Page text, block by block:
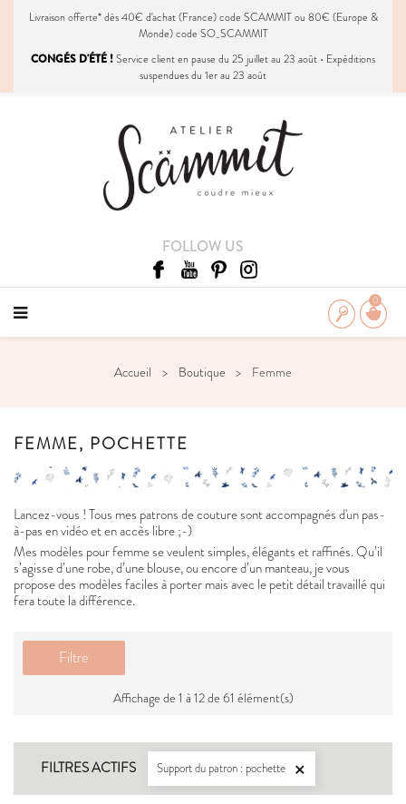
Livraison offerte* dès 40€ d'achat (France) code SCAMMIT ou 80€ (Europe &
Monde) code SO_SCAMMIT
CONGÉS D'ÉTÉ !Service client en pause du 25 juillet au 23 août • Expéditions
suspendues du 1er au 23 août
FOLLOW US
0
Accueil Boutique Femme
FEMME, POCHETTE
Lancez-vous ! Tous mes patrons de couture sont accompagnés d'un pas-
à-pas en vidéo et en accès libre ;-)
Mes modèles pour femme se veulent simples, élégants et raffinés. Qu’il
s’agisse d’une robe, d’une blouse, ou encore d’un manteau, je vous
propose des modèles faciles à porter mais avec le petit détail travaillé qui
fera toute la différence.
Filtre
Affichage de 1 à 12 de 61 élément(s)
FILTRES ACTIFS Support du patron : pochette 